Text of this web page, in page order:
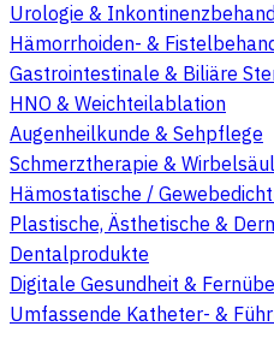
Urologie &
Hämorrhoiden- &
Gastrointestinale & Biliäre
HNO & Weichteilablation
Augenheilkunde & Sehpflege
Schmerztherapie &
Hämostatische /
Plastische, Ästhetische &
Dentalprodukte
Digitale Gesundheit &
Umfassende Katheter- &